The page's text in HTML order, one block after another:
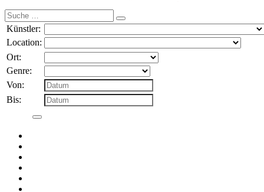
Suche
nach:
Künstler:
Location:
Ort:
Genre:
Von:
Bis: